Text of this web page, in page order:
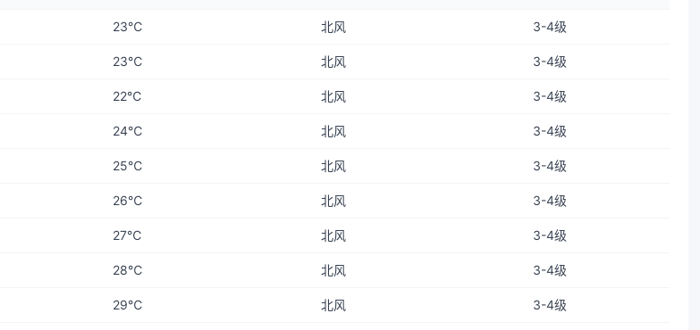
23℃ 北风 3-4级
23℃ 北风 3-4级
22℃ 北风 3-4级
24℃ 北风 3-4级
25℃ 北风 3-4级
26℃ 北风 3-4级
27℃ 北风 3-4级
28℃ 北风 3-4级
29℃ 北风 3-4级